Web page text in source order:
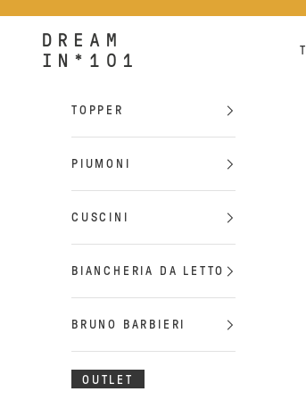
Dreamin*101
TOPPER
PIUMONI
CUSCINI
BIANCHERIA DA LETTO
BRUNO BARBIERI
OUTLET